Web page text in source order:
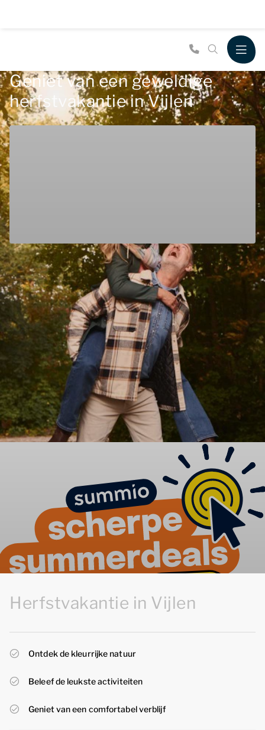
Geniet van een geweldige
herfstvakantie in Vijlen
Herfstvakantie in Vijlen
Ontdek de kleurrijke natuur
Beleef de leukste activiteiten
Geniet van een comfortabel verblijf